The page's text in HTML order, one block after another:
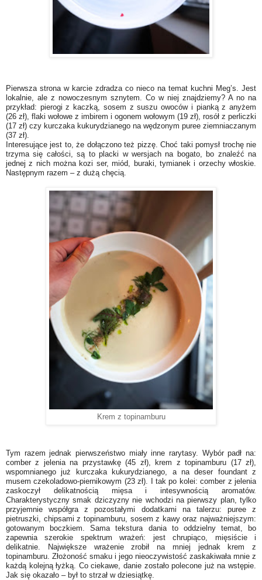
Pierwsza strona w karcie zdradza co nieco na temat kuchni Meg’s. Jest
lokalnie, ale z nowoczesnym sznytem. Co w niej znajdziemy? A no na
przykład: pierogi z kaczką, sosem z suszu owoców i pianką z anyżem
(26 zł), flaki wołowe z imbirem i ogonem wołowym (19 zł), rosół z perliczki
(17 zł) czy kurczaka kukurydzianego na wędzonym puree ziemniaczanym
(37 zł).
Interesujące jest to, że dołączono też pizzę. Choć taki pomysł trochę nie
trzyma się całości, są to placki w wersjach na bogato, bo znaleźć na
jednej z nich można kozi ser, miód, buraki, tymianek i orzechy włoskie.
Następnym razem – z dużą chęcią.
Krem z topinamburu
Tym razem jednak pierwszeństwo miały inne rarytasy. Wybór padł na:
comber z jelenia na przystawkę (45 zł), krem z topinamburu (17 zł),
wspomnianego już kurczaka kukurydzianego, a na deser foundant z
musem czekoladowo-piernikowym (23 zł). I tak po kolei: comber z jelenia
zaskoczył delikatnością mięsa i intesywnością aromatów.
Charakterystyczny smak dziczyzny nie wchodzi na pierwszy plan, tylko
przyjemnie współgra z pozostałymi dodatkami na talerzu: puree z
pietruszki, chipsami z topinamburu, sosem z kawy oraz najważniejszym:
gotowanym boczkiem. Sama tekstura dania to oddzielny temat, bo
zapewnia szerokie spektrum wrażeń: jest chrupiąco, mięsiście i
delikatnie. Największe wrażenie zrobił na mniej jednak krem z
topinamburu. Złożoność smaku i jego nieoczywistość zaskakiwała mnie z
każdą kolejną łyżką. Co ciekawe, danie zostało polecone już na wstępie.
Jak się okazało – był to strzał w dziesiątkę.